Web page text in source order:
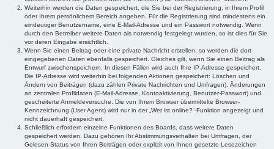
Weiterhin werden die Daten gespeichert, die Sie bei der Registrierung, in Ihrem Profil
oder Ihrem persönlichem Bereich angeben. Für die Registrierung sind mindestens ein
eindeutiger Benutzername, eine E-Mail-Adresse und ein Passwort notwendig. Wenn
durch den Betreiber weitere Daten als notwendig festgelegt wurden, so ist dies für Sie
vor deren Eingabe ersichtlich.
Wenn Sie einen Beitrag oder eine private Nachricht erstellen, so werden die dort
eingegebenen Daten ebenfalls gespeichert. Gleiches gilt, wenn Sie einen Beitrag als
Entwurf zwischenspeichern. In diesen Fällen wird auch Ihre IP-Adresse gespeichert.
Die IP-Adresse wird weiterhin bei folgenden Aktionen gespeichert: Löschen und
Ändern von Beiträgen (dazu zählen Private Nachrichten und Umfragen), Änderungen
an zentralen Profildaten (E-Mail-Adresse, Kontoaktivierung, Benutzer-Passwort) und
gescheiterte Anmeldeversuche. Die von Ihrem Browser übermittelte Browser-
Kennzeichnung (User Agent) wird nur in der „Wer ist online?“-Funktion angezeigt und
nicht dauerhaft gespeichert.
Schließlich erfordern einzelne Funktionen des Boards, dass weitere Daten
gespeichert werden. Dazu gehören Ihr Abstimmungsverhalten bei Umfragen, der
Gelesen-Status von Ihren Beiträgen oder explizit von Ihnen gesetzte Lesezeichen